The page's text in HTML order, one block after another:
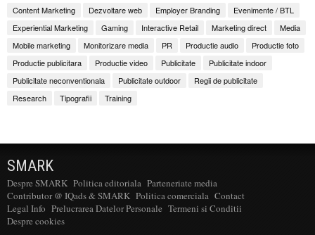
Content Marketing
Dezvoltare web Employer Branding
Evenimente / BTL
Experiential Marketing
Gaming Interactive Retail Marketing direct
Media
Mobile marketing
Monitorizare media PR Productie audio
Productie foto
Productie publicitara
Productie video Publicitate
Publicitate indoor
Publicitate neconventionala
Publicitate outdoor
Regii de publicitate
Research
Tipografii Training
SMARK
Despre SMARK Politica editoriala Parteneriate media
Contributor @ IQads & SMARK Politica comerciala Contact
Legal Info Prelucrarea Datelor Personale Termeni si Conditii
Despre cookies